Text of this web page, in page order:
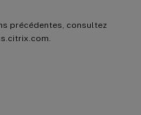
précédentes, consultez